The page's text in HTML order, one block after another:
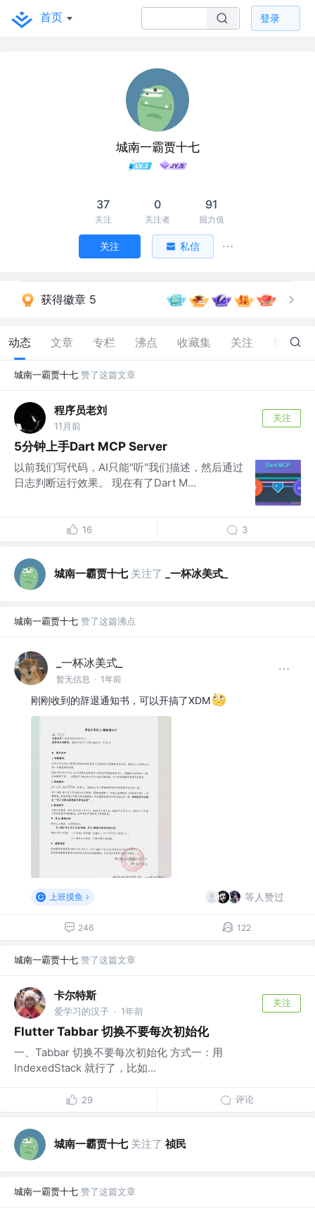
首页 登录
城南一霸贾十七
37
关注
0
关注者
91
掘力值
关注 私信
获得徽章 5
动态 文章 专栏 沸点 收藏集 关注 84
城南一霸贾十七 赞了这篇文章
程序员老刘
11月前
关注
5分钟上手Dart MCP Server
以前我们写代码，AI只能"听"我们描述，然后通过
日志判断运行效果。 现在有了Dart M...
16 3
城南一霸贾十七 关注了 _一杯冰美式_
城南一霸贾十七 赞了这篇沸点
_一杯冰美式_
暂无信息 · 1年前
刚刚收到的辞退通知书，可以开搞了XDM
上班摸鱼 等人赞过
246 122
城南一霸贾十七 赞了这篇文章
卡尔特斯
爱学习的汉子 · 1年前
关注
Flutter Tabbar 切换不要每次初始化
一、Tabbar 切换不要每次初始化 方式一：用
IndexedStack 就行了，比如...
29 评论
城南一霸贾十七 关注了 祯民
城南一霸贾十七 赞了这篇文章